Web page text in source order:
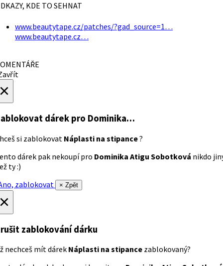
KDE TO SEHNAT
www.beautytape.cz/patches/?gad_source=1…
www.beautytape.cz…
dárek pro Dominika…
si zablokovat Náplasti na stipance?
dárek pak nekoupí pro Dominika Atigu Sobotková nikdo
ty :)
zablokovat
× Zpět
zablokování dárku
nechceš mít dárek Náplasti na stipance zablokovaný?